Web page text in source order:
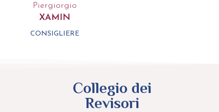
Piergiorgio
XAMIN
CONSIGLIERE
Collegio dei
Revisori